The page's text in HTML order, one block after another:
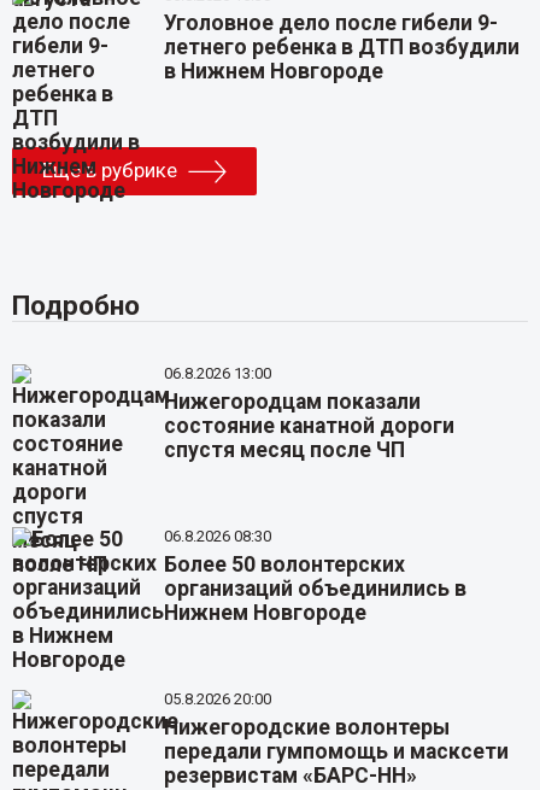
Уголовное дело после гибели 9-
летнего ребенка в ДТП возбудили
в Нижнем Новгороде
Еще в рубрике
Подробно
06.8.2026 13:00
Нижегородцам показали
состояние канатной дороги
спустя месяц после ЧП
06.8.2026 08:30
Более 50 волонтерских
организаций объединились в
Нижнем Новгороде
05.8.2026 20:00
Нижегородские волонтеры
передали гумпомощь и масксети
резервистам «БАРС-НН»